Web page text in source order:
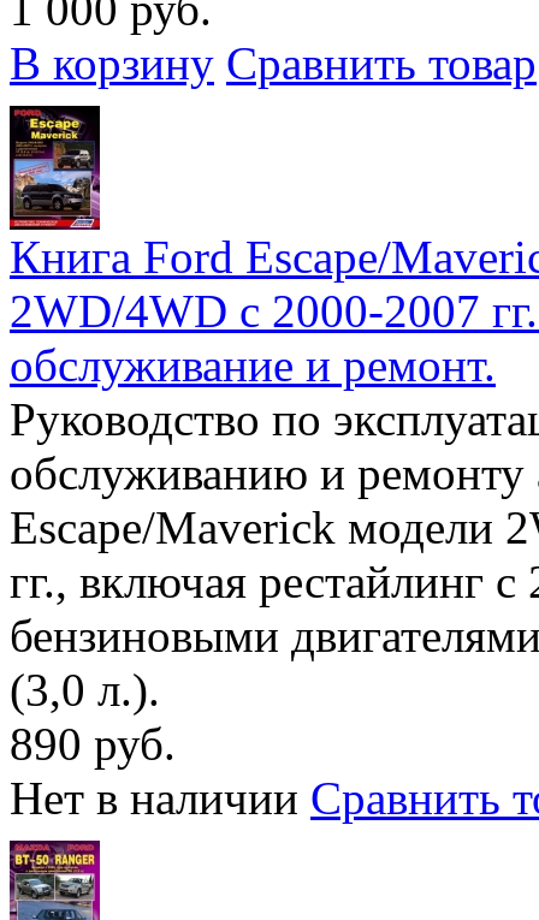
В корзину Сравнить товар
Книга Ford Escape/
2WD/4WD с 2000-2007
обслуживание и ремонт.
Руководство по
обслуживанию и ремонту
Escape/Maverick модели
гг., включая рестайлинг
бензиновыми
(3,0 л.).
890 руб.
Нет в наличии Сравнить